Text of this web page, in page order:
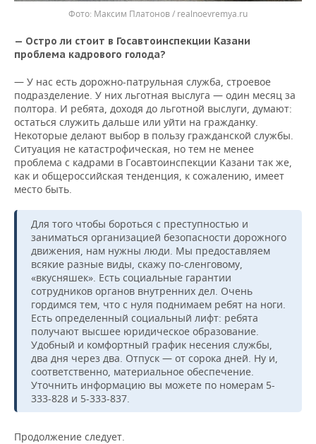
Максим Платонов / realnoevremya.ru
— Остро ли стоит в Госавтоинспекции Казани
проблема кадрового голода?
— У нас есть дорожно-патрульная служба, строевое
подразделение. У них льготная выслуга — один месяц за
полтора. И ребята, доходя до льготной выслуги, думают:
остаться служить дальше или уйти на гражданку.
Некоторые делают выбор в пользу гражданской службы.
Ситуация не катастрофическая, но тем не менее
проблема с кадрами в Госавтоинспекции Казани так же,
как и общероссийская тенденция, к сожалению, имеет
место быть.
Для того чтобы бороться с преступностью и
заниматься организацией безопасности дорожного
движения, нам нужны люди. Мы предоставляем
всякие разные виды, скажу по-сленговому,
«вкусняшек». Есть социальные гарантии
сотрудников органов внутренних дел. Очень
гордимся тем, что с нуля поднимаем ребят на ноги.
Есть определенный социальный лифт: ребята
получают высшее юридическое образование.
Удобный и комфортный график несения службы,
два дня через два. Отпуск — от сорока дней. Ну и,
соответственно, материальное обеспечение.
Уточнить информацию вы можете по номерам 5-
333-828 и 5-333-837.
Продолжение следует.